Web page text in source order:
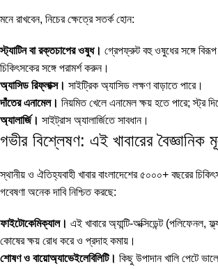
মনে রাখবেন, নিচের ক্ষেত্রে সতর্ক হোন:
স্ট্যাটিন বা রক্তচাপের ওষুধ। গ্রেপফ্রুট বহু ওষুধের সঙ্গে বিরূপ
চিকিৎসকের সঙ্গে পরামর্শ করুন।
অ্যাসিড রিফ্লাক্স। সাইট্রিক অ্যাসিড লক্ষণ বাড়াতে পারে।
দাঁতের এনামেল। নিয়মিত খেলে এনামেল ক্ষয় হতে পারে; স্ট্র
অ্যালার্জি। সাইট্রাস অ্যালার্জিতে সাবধান।
গভীর বিশ্লেষণ: এই খাবারের বৈজ্ঞানিক
স্থানীয় ও ঐতিহ্যবাহী খাবার বাংলাদেশের ৫০০০+ বছরের
গবেষণা অনেক দাবি নিশ্চিত করছে:
ফাইটোকেমিক্যাল। এই খাবারে অ্যান্টি-অক্সিডেন্ট (পলিফেনল,
কোষের ক্ষয় রোধ করে ও প্রদাহ কমায়।
শোষণ ও বায়োঅ্যাভেইলেবিলিটি। কিছু উপাদান খালি পেটে